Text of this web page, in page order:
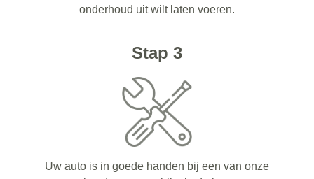
onderhoud uit wilt laten voeren.
Stap 3
Uw auto is in goede handen bij een van onze